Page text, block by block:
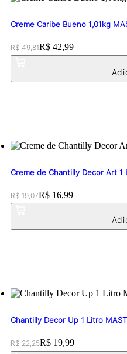
Creme Caribe Bueno 1,01kg
Original price:
R$ 49,81Price:
R$ 42,99
Creme de Chantilly Decor Art 1
Original price:
R$ 19,07Price:
R$ 16,99
Chantilly Decor Up 1 Litro
Original price:
R$ 22,25Price:
R$ 19,99